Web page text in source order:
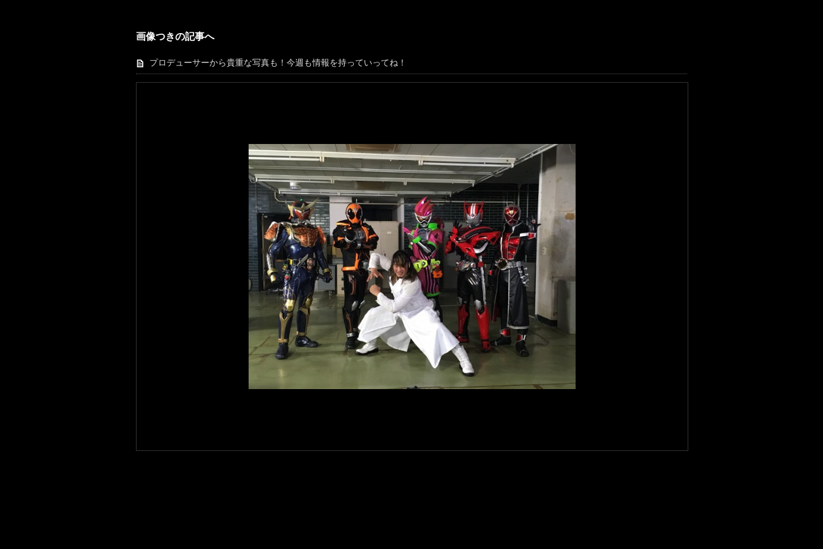
画像つきの記事へ
プロデューサーから貴重な写真も！今週も情報を持っていってね！